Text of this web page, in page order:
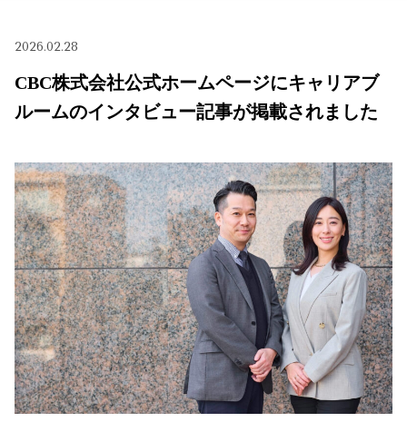
2026.02.28
CBC株式会社公式ホームページにキャリアブ
ルームのインタビュー記事が掲載されました